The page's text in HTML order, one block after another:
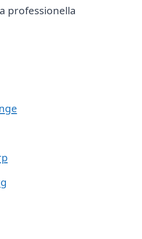
professionella